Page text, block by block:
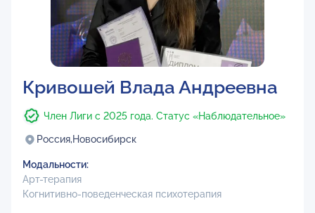
Кривошей Влада Андреевна
Член Лиги с 2025 года. Статус «Наблюдательное»
Россия,Новосибирск
Модальности:
Арт-терапия
Когнитивно-поведенческая психотерапия